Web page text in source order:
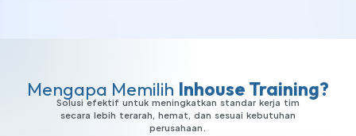
Mengapa Memilih Inhouse Training?
Solusi efektif untuk meningkatkan standar kerja tim
secara lebih terarah, hemat, dan sesuai kebutuhan
perusahaan.